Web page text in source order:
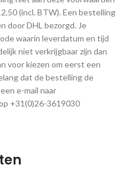
(incl. BTW). Een bestelling
door DHL bezorgd. Je
waarin leverdatum en tijd
niet verkrijgbaar zijn dan
voor kiezen om eerst een
dat de bestelling de
e-mail naar
+31(0)26-3619030